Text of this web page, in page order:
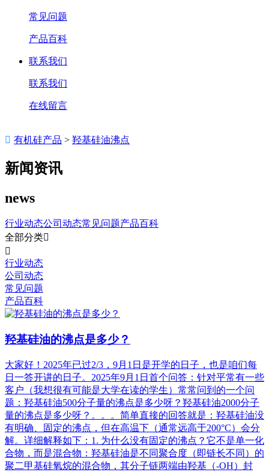
常见问题
产品百科
联系我们
联系我们
在线留言
 有机硅产品 > 羟基硅油沸点
新闻资讯
news
行业动态公司动态常见问题产品百科
全部分类

行业动态
公司动态
常见问题
产品百科
羟基硅油的沸点是多少？
大家好！2025年已过2/3，9月1日是开学的日子，也是咱们每
日一答开讲的日子。2025年9月1日首个问答：针对平常有一些
客户（我想很有可能是大学在读的学生）常常问到的一个问
题：羟基硅油500分子量的沸点是多少呀？羟基硅油2000分子
量的沸点是多少呀？。。。简单直接的回答就是：羟基硅油没
有明确、固定的沸点，但在高温下（通常远高于200°C）会分
解。详细解释如下：1. 为什么没有固定的沸点？它不是单一化
合物，而是混合物：羟基硅油是不同聚合度（即链长不同）的
聚二甲基硅氧烷的混合物，其分子链两端由羟基（-OH）封